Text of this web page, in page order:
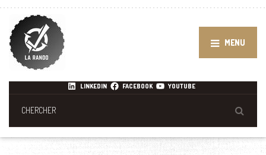
MENU
LINKEDIN FACEBOOK YOUTUBE